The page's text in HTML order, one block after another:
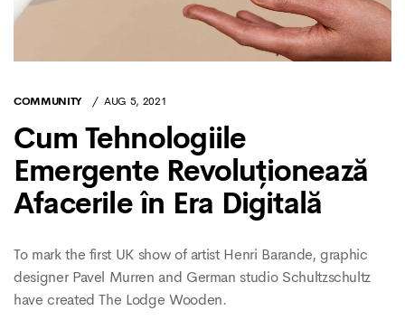
COMMUNITY AUG 5, 2021
Cum Tehnologiile
Emergente Revoluționează
Afacerile în Era Digitală
To mark the first UK show of artist Henri Barande, graphic
designer Pavel Murren and German studio Schultzschultz
have created The Lodge Wooden.